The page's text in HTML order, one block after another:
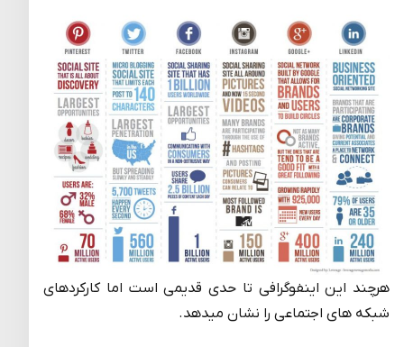
هرچند این اینفوگرافی تا حدی قدیمی است اما کارکردهای
شبکه های اجتماعی را نشان میدهد.